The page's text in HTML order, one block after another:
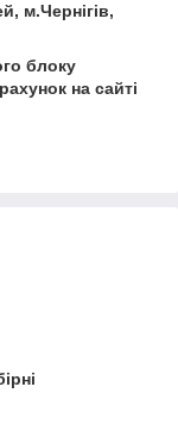
м.Чернігів,
блоку
на сайті